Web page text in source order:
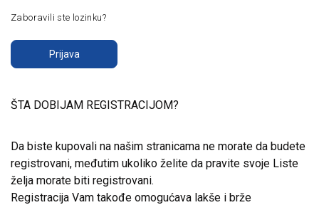
Zaboravili ste lozinku?
Prijava
ŠTA DOBIJAM REGISTRACIJOM?
Da biste kupovali na našim stranicama ne morate da budete
registrovani, međutim ukoliko želite da pravite svoje Liste
želja morate biti registrovani.
Registracija Vam takođe omogućava lakše i brže